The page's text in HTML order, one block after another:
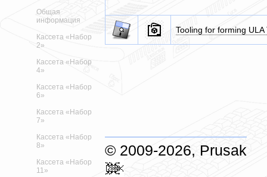
Общая
информация
Кассета «Набор
2»
Кассета «Набор
4»
Кассета «Набор
6»
Кассета «Набор
7»
Кассета «Набор
8»
Кассета «Набор
11»
Tooling for forming
© 2009-2026, Prusak